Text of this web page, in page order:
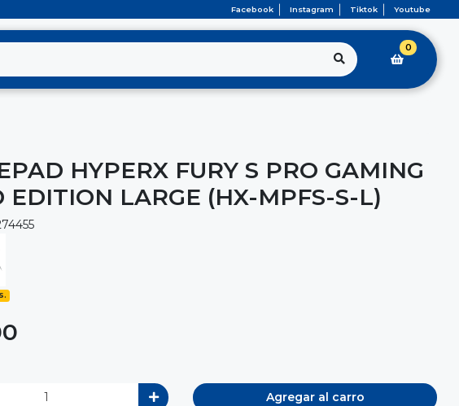
Facebook Instagram Tiktok Youtube
0
HYPERX FURY S PRO GAMING
EDITION LARGE (HX-MPFS-S-L)
Agregar al carro